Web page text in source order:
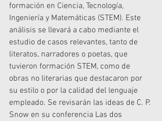
formación en Ciencia, Tecnología,
Ingeniería y Matemáticas (STEM). Este
análisis se llevará a cabo mediante el
estudio de casos relevantes, tanto de
literatos, narradores o poetas, que
tuvieron formación STEM, como de
obras no literarias que destacaron por
su estilo o por la calidad del lenguaje
empleado. Se revisarán las ideas de C. P.
Snow en su conferencia Las dos